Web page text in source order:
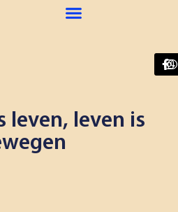
leven, leven is